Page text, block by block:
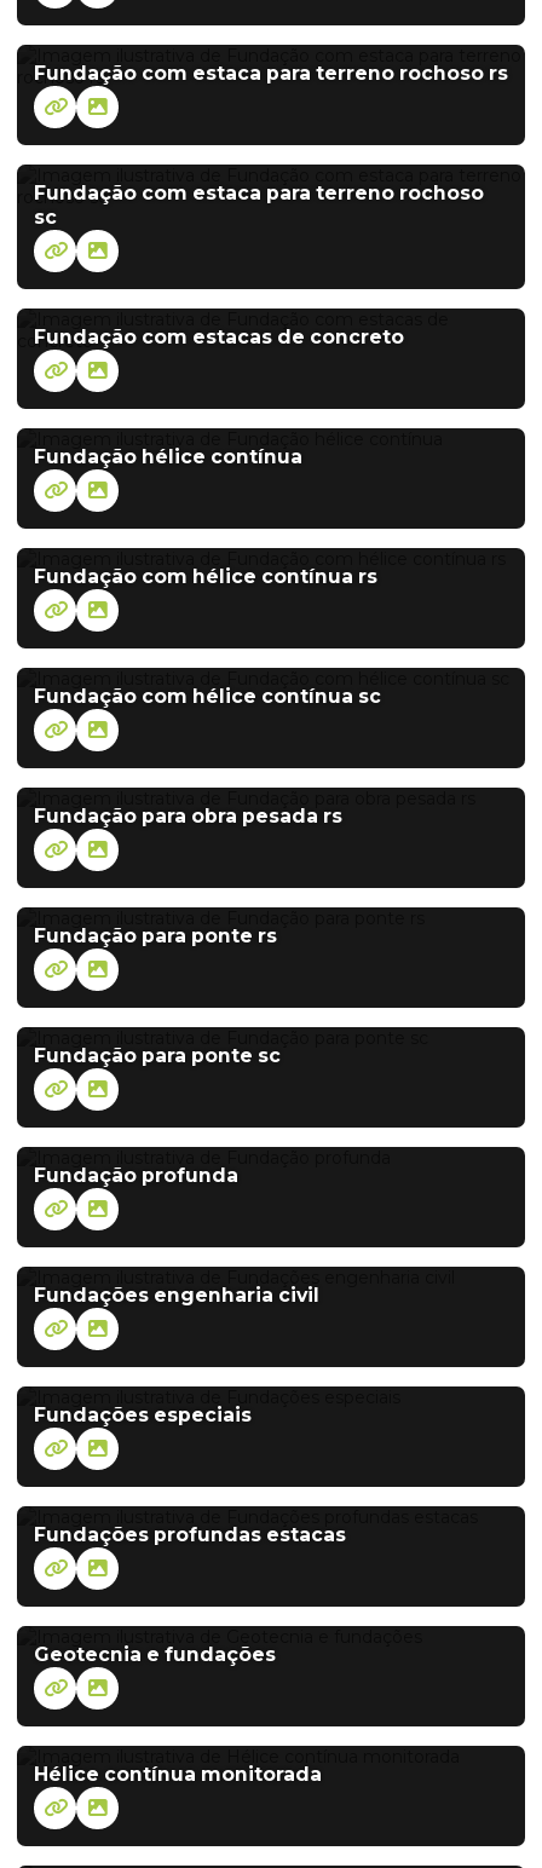
Fundação com estaca para terreno rochoso rs
Fundação com estaca para terreno rochoso
sc
Fundação com estacas de concreto
Fundação hélice contínua
Fundação com hélice contínua rs
Fundação com hélice contínua sc
Fundação para obra pesada rs
Fundação para ponte rs
Fundação para ponte sc
Fundação profunda
Fundações engenharia civil
Fundações especiais
Fundações profundas estacas
Geotecnia e fundações
Hélice contínua monitorada